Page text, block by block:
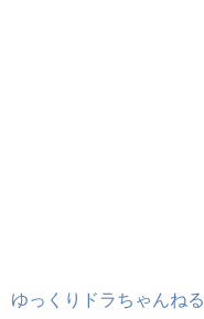
ゆっくりドラちゃんねる